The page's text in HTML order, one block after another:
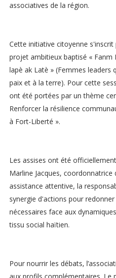
associatives de la région.
Cette initiative citoyenne
projet ambitieux baptisé « Fanm
lapè ak Latè » (Femmes leaders
paix et à la terre). Pour cette
ont été portées par un thème
Renforcer la résilience
à Fort-Liberté ».
Les assises ont été
Marline Jacques, coordonnatrice
assistance attentive, la
synergie d'actions pour
nécessaires face aux
tissu social haïtien.
Pour nourrir les débats,